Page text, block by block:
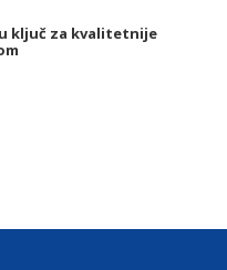
ključ za kvalitetnije